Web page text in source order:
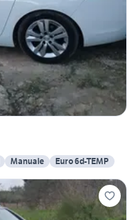
Manuale Euro 6d-TEMP